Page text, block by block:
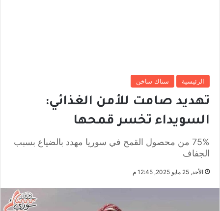
الرئيسية سناك ساخن
تهديد صامت للأمن الغذائي:
السويداء تخسر قمحها
75% من محصول القمح في سوريا مهدد بالضياع بسبب
الجفاف
الأحد, 25 مايو 2025, 12:45 م